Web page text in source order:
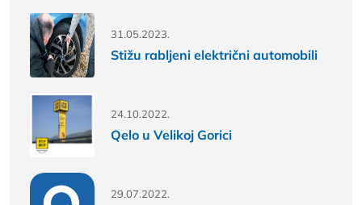
31.05.2023.
Stižu rabljeni električni automobili
24.10.2022.
Qelo u Velikoj Gorici
29.07.2022.